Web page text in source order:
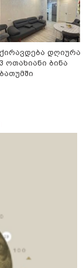
ქირავდება
3 ოთახიანი ბინა
ბათუმში